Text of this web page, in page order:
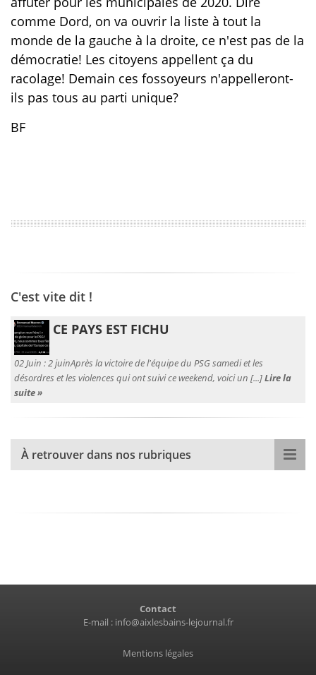
comme Dord, on va ouvrir la liste à tout la
monde de la gauche à la droite, ce n'est pas de la
démocratie! Les citoyens appellent ça du
racolage! Demain ces fossoyeurs n'appelleront-
ils pas tous au parti unique?
BF
C'est vite dit !
CE PAYS EST FICHU
02 Juin :2 juinAprès la victoire de l'équipe du PSG samedi et les
désordres et les violences qui ont suivi ce weekend, voici un [...]Lire la
suite »
À retrouver dans nos rubriques
Contact
E-mail : info@aixlesbains-lejournal.fr
Mentions légales